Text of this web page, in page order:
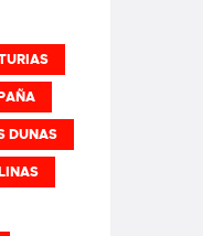
DUNAS